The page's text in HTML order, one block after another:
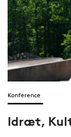
Konference
Idræt,